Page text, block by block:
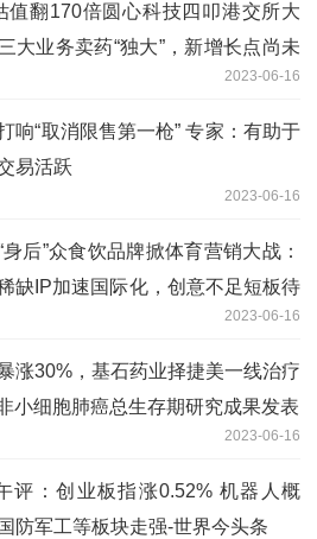
值翻170倍圆心科技四叩港交所大
大业务卖药“独大”，新增长点尚未
2023-06-16
响“取消限售第一枪” 专家：有助于
易活跃
2023-06-16
身后”众食饮品牌掀体育营销大战：
缺IP加速国际化，创意不足短板待
2023-06-16
涨30%，基石药业择捷美一线治疗
小细胞肺癌总生存期研究成果发表
2023-06-16
评：创业板指涨0.52% 机器人概
防军工等板块走强-世界今头条